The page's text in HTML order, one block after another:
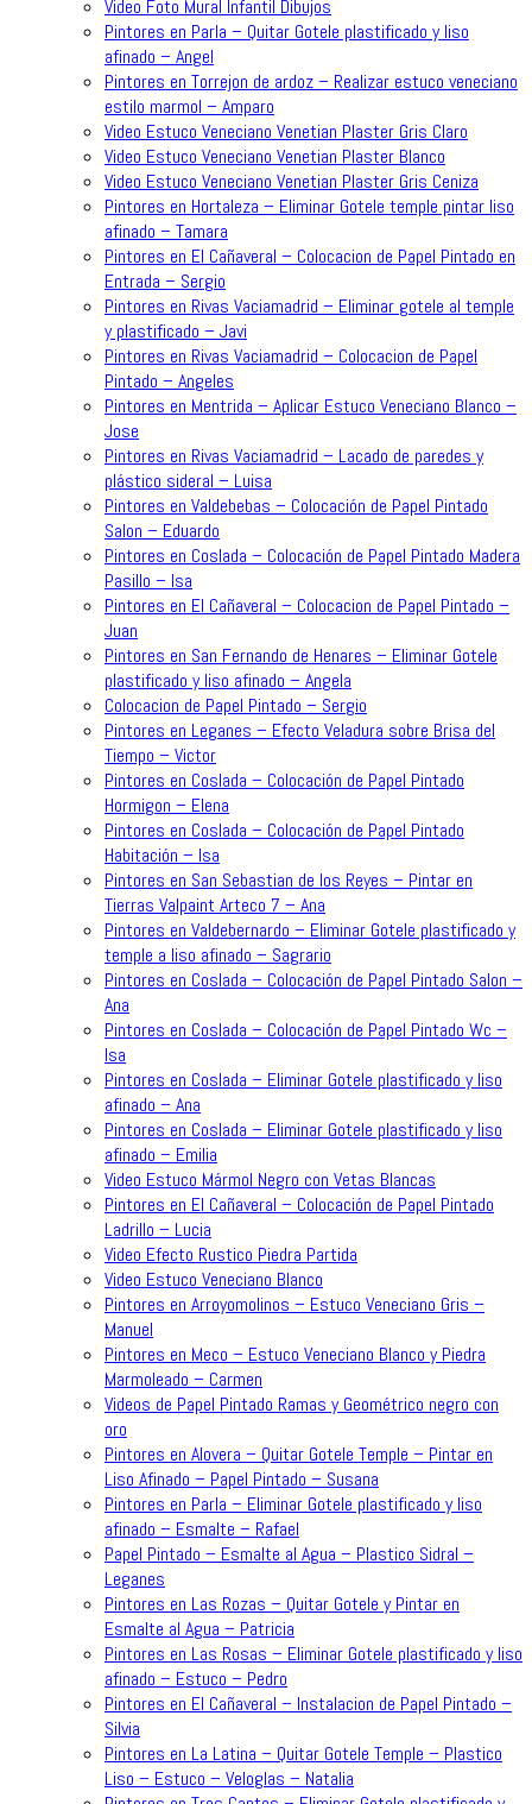
Video Foto Mural Infantil Dibujos
Pintores en Parla – Quitar Gotele plastificado y liso
afinado – Angel
Pintores en Torrejon de ardoz – Realizar estuco veneciano
estilo marmol – Amparo
Video Estuco Veneciano Venetian Plaster Gris Claro
Video Estuco Veneciano Venetian Plaster Blanco
Video Estuco Veneciano Venetian Plaster Gris Ceniza
Pintores en Hortaleza – Eliminar Gotele temple pintar liso
afinado – Tamara
Pintores en El Cañaveral – Colocacion de Papel Pintado en
Entrada – Sergio
Pintores en Rivas Vaciamadrid – Eliminar gotele al temple
y plastificado – Javi
Pintores en Rivas Vaciamadrid – Colocacion de Papel
Pintado – Angeles
Pintores en Mentrida – Aplicar Estuco Veneciano Blanco –
Jose
Pintores en Rivas Vaciamadrid – Lacado de paredes y
plástico sideral – Luisa
Pintores en Valdebebas – Colocación de Papel Pintado
Salon – Eduardo
Pintores en Coslada – Colocación de Papel Pintado Madera
Pasillo – Isa
Pintores en El Cañaveral – Colocacion de Papel Pintado –
Juan
Pintores en San Fernando de Henares – Eliminar Gotele
plastificado y liso afinado – Angela
Colocacion de Papel Pintado – Sergio
Pintores en Leganes – Efecto Veladura sobre Brisa del
Tiempo – Victor
Pintores en Coslada – Colocación de Papel Pintado
Hormigon – Elena
Pintores en Coslada – Colocación de Papel Pintado
Habitación – Isa
Pintores en San Sebastian de los Reyes – Pintar en
Tierras Valpaint Arteco 7 – Ana
Pintores en Valdebernardo – Eliminar Gotele plastificado y
temple a liso afinado – Sagrario
Pintores en Coslada – Colocación de Papel Pintado Salon –
Ana
Pintores en Coslada – Colocación de Papel Pintado Wc –
Isa
Pintores en Coslada – Eliminar Gotele plastificado y liso
afinado – Ana
Pintores en Coslada – Eliminar Gotele plastificado y liso
afinado – Emilia
Video Estuco Mármol Negro con Vetas Blancas
Pintores en El Cañaveral – Colocación de Papel Pintado
Ladrillo – Lucia
Video Efecto Rustico Piedra Partida
Video Estuco Veneciano Blanco
Pintores en Arroyomolinos – Estuco Veneciano Gris –
Manuel
Pintores en Meco – Estuco Veneciano Blanco y Piedra
Marmoleado – Carmen
Videos de Papel Pintado Ramas y Geométrico negro con
oro
Pintores en Alovera – Quitar Gotele Temple – Pintar en
Liso Afinado – Papel Pintado – Susana
Pintores en Parla – Eliminar Gotele plastificado y liso
afinado – Esmalte – Rafael
Papel Pintado – Esmalte al Agua – Plastico Sidral –
Leganes
Pintores en Las Rozas – Quitar Gotele y Pintar en
Esmalte al Agua – Patricia
Pintores en Las Rosas – Eliminar Gotele plastificado y liso
afinado – Estuco – Pedro
Pintores en El Cañaveral – Instalacion de Papel Pintado –
Silvia
Pintores en La Latina – Quitar Gotele Temple – Plastico
Liso – Estuco – Veloglas – Natalia